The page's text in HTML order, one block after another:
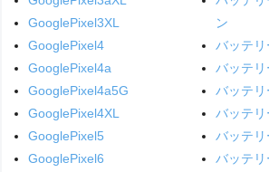
GooglePixel3XL
GooglePixel4
GooglePixel4a
GooglePixel4a5G
GooglePixel4XL
GooglePixel5
GooglePixel6
ン
バッテリ
バッテ
バッテ
バッテ
バッテ
バッテ